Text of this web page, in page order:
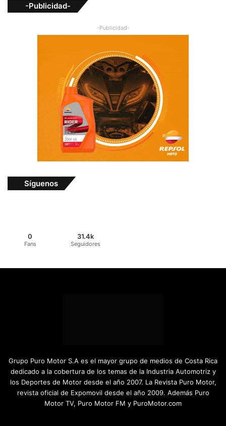
-Publicidad-
-Publicidad-
Síguenos
0
Fans
31.4k
Seguidores
Grupo Puro Motor S.A es el mayor grupo de medios de Costa Rica
dedicado a la cobertura de los temas de la Industria Automotriz y
los Deportes de Motor desde el año 2007. La Revista Puro Motor,
revista oficial de Expomovil desde el año 2009. Además Puro
Motor TV, Puro Motor FM y PuroMotor.com